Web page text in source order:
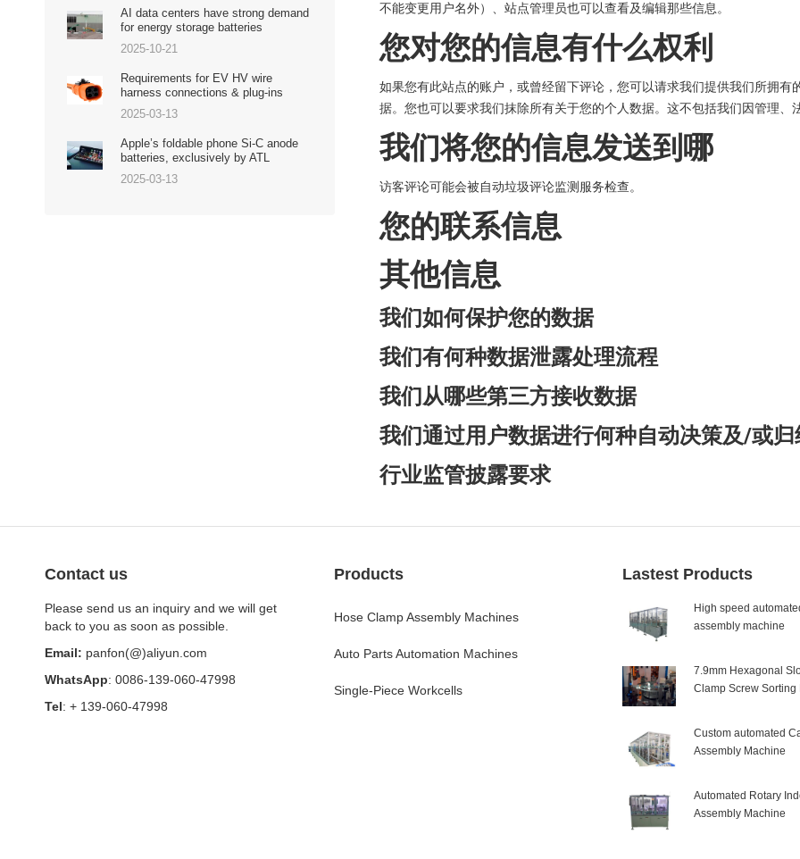
不能变更用户名外）、站点管理员也可以查看及编辑那些信息。
您对您的信息有什么权利
如果您有此站点的账户，或曾经留下评论，您可以请求我们提供我们所拥
据。您也可以要求我们抹除所有关于您的个人数据。这不包括我们因管理、
我们将您的信息发送到哪
访客评论可能会被自动垃圾评论监测服务检查。
您的联系信息
其他信息
我们如何保护您的数据
我们有何种数据泄露处理流程
我们从哪些第三方接收数据
我们通过用户数据进行何种自动决策及/或归
行业监管披露要求
AI data centers have strong demand
for energy storage batteries
2025-10-21
Requirements for EV HV wire
harness connections & plug-ins
2025-03-13
Apple’s foldable phone Si-C anode
batteries, exclusively by ATL
2025-03-13
Contact us
Please send us an inquiry and we will get
back to you as soon as possible.
Email: panfon(@)aliyun.com
WhatsApp: 0086-139-060-47998
Tel: + 139-060-47998
Products
Hose Clamp Assembly Machines
Auto Parts Automation Machines
Single-Piece Workcells
Lastest Products
High speed
assembly machine
7.9mm Hexagonal
Clamp Screw Sorting
Custom automated
Assembly Machine
Automated Rotary
Assembly Machine